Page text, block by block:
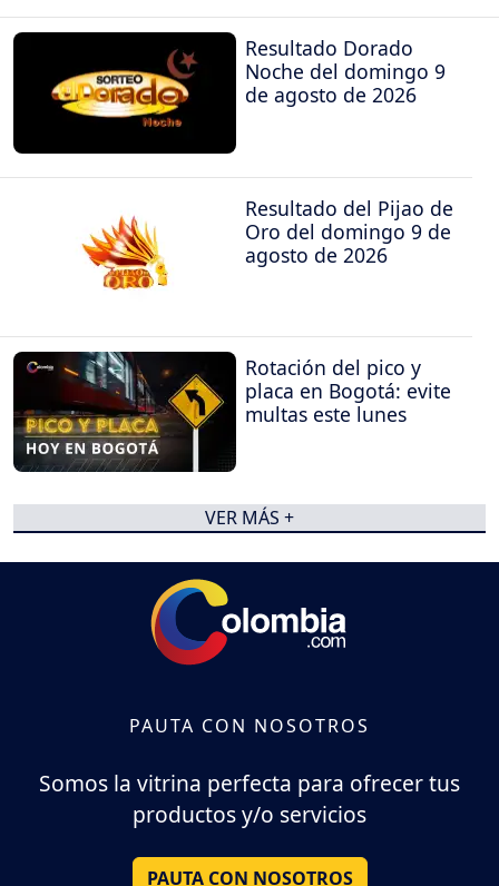
Resultado Dorado
Noche del domingo 9
de agosto de 2026
Resultado del Pijao de
Oro del domingo 9 de
agosto de 2026
Rotación del pico y
placa en Bogotá: evite
multas este lunes
VER MÁS +
PAUTA CON NOSOTROS
Somos la vitrina perfecta para ofrecer tus
productos y/o servicios
PAUTA CON NOSOTROS